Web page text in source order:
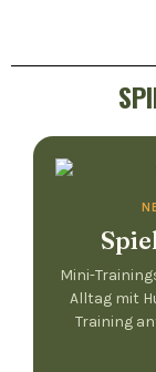
Mini-
Alltag mit
Training